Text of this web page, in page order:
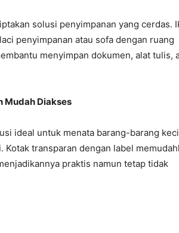
solusi penyimpanan yang cerdas.
penyimpanan atau sofa dengan ruang
menyimpan dokumen, alat tulis,
Mudah Diakses
ideal untuk menata barang-barang
transparan dengan label
praktis namun tetap tidak